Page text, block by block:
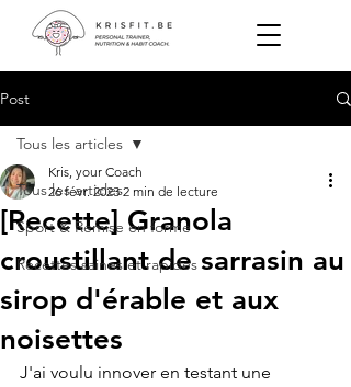
Post
Tous les articles
Sport & Remise en forme
Recettes saines et rapides
Tous les articles
[Recette] Granola
croustillant de sarrasin au
sirop d'érable et aux
noisettes
Kris, your Coach
26 févr. 2023 2 min de lecture
J'ai voulu innover en testant une